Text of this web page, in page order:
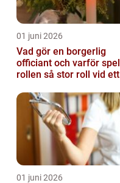
01 juni 2026
Vad gör en borgerlig
officiant och varför spelar
rollen så stor roll vid ett
01 juni 2026